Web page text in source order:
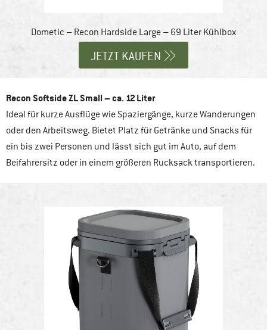
Dometic – Recon Hardside Large – 69 Liter Kühlbox
JETZT KAUFEN
Recon Softside ZL Small – ca. 12 Liter
Ideal für kurze Ausflüge wie Spaziergänge, kurze Wanderungen
oder den Arbeitsweg. Bietet Platz für Getränke und Snacks für
ein bis zwei Personen und lässt sich gut im Auto, auf dem
Beifahrersitz oder in einem größeren Rucksack transportieren.